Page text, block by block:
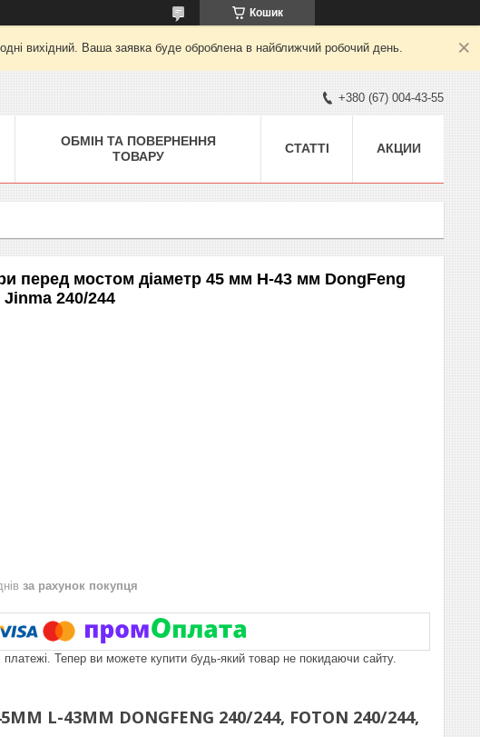
Кошик
вихідний. Ваша заявка буде оброблена в найближчий робочий день.
+380 (67) 004-43-55
ОБМІН ТА ПОВЕРНЕННЯ
ТОВАРУ
СТАТТІ АКЦИИ
перед мостом діаметр 45 мм H-43 мм DongFeng
Jinma 240/244
за рахунок покупця
платежі. Тепер ви можете купити будь-який товар не покидаючи сайту.
43MM DONGFENG 240/244, FOTON 240/244,